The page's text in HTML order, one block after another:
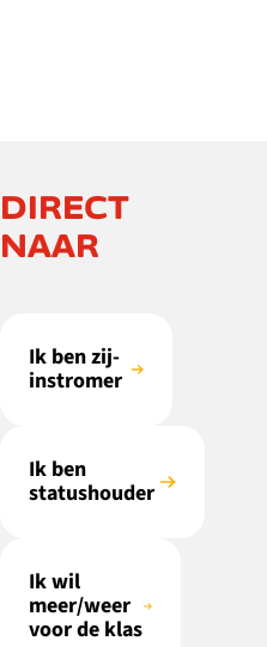
DIRECT
NAAR
Ik ben zij-
instromer
Ik ben
statushouder
Ik wil
meer/weer
voor de klas